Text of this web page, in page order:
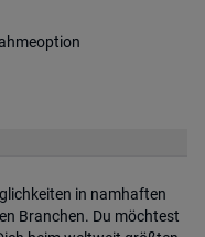
in namhaften
Branchen. Du möchtest